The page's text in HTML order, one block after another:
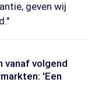
geven wij
vanaf volgend
'Een